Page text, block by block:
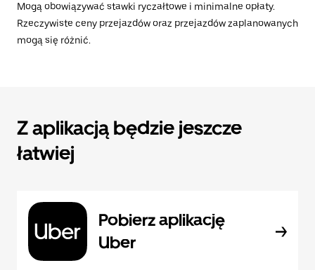
Mogą obowiązywać stawki ryczałtowe i minimalne opłaty.
Rzeczywiste ceny przejazdów oraz przejazdów zaplanowanych
mogą się różnić.
Z aplikacją będzie jeszcze
łatwiej
Pobierz aplikację
Uber